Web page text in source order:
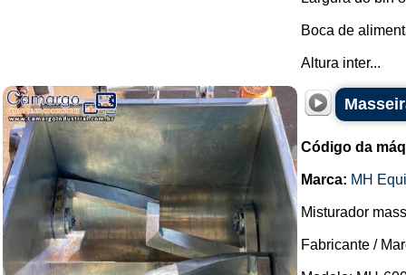
Boca de
Altura inter...
Código da
Marca: MH
Misturador
Fabricante /